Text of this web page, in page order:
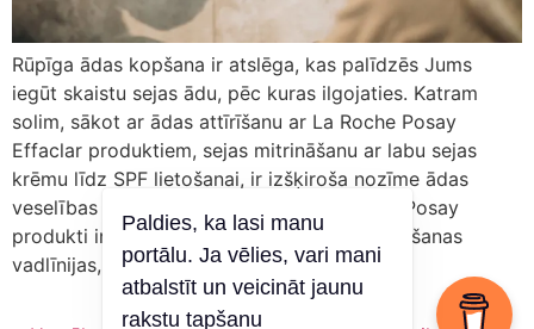
Rūpīga ādas kopšana ir atslēga, kas palīdzēs Jums
iegūt skaistu sejas ādu, pēc kuras ilgojaties. Katram
solim, sākot ar ādas attīrīšanu ar La Roche Posay
Effaclar produktiem, sejas mitrināšanu ar labu sejas
krēmu līdz SPF lietošanai, ir izšķiroša nozīme ādas
veselības un izskata uzlabošanā. La Roche Posay
produkti ir izstrādāti, ievērojot stingras ražošanas
vadlīnijas, tos iesaka dermatologi, […]
Paldies, ka lasi manu
portālu. Ja vēlies, vari mani
atbalstīt un veicināt jaunu
rakstu tapšanu